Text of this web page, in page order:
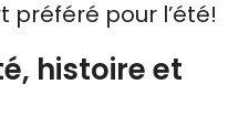
préféré pour l’été!
histoire et